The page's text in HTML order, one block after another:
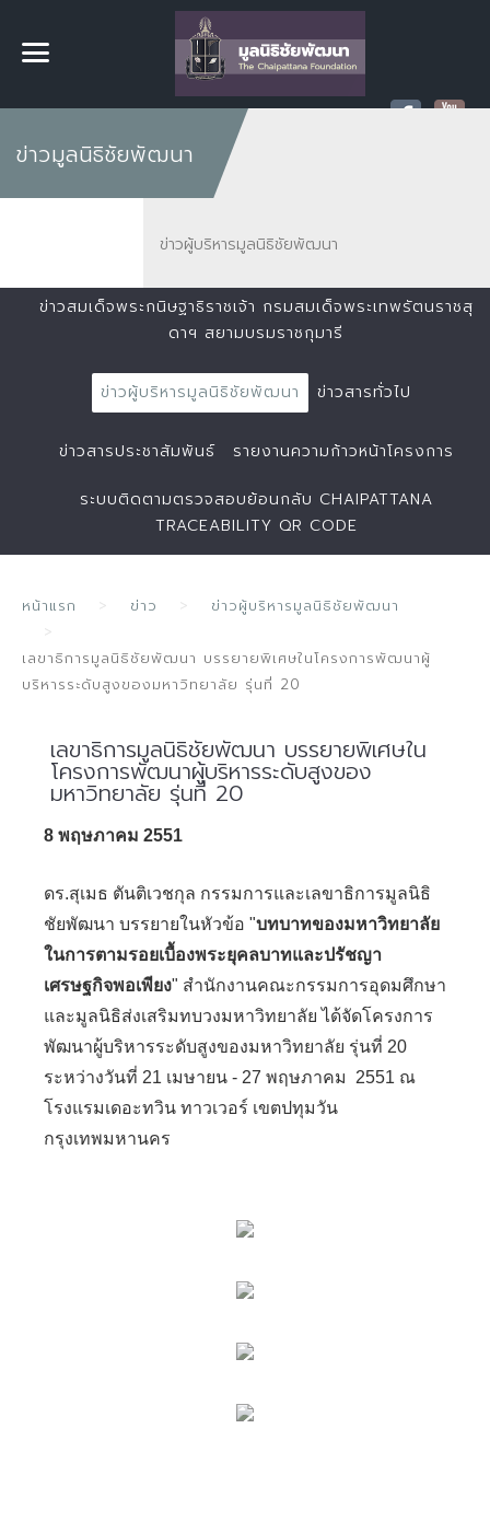
ข่าวมูลนิธิชัยพัฒนา
ข่าวผู้บริหารมูลนิธิชัยพัฒนา
ข่าวสมเด็จพระกนิษฐาธิราชเจ้า กรมสมเด็จพระเทพรัตนราชสุ
ดาฯ สยามบรมราชกุมารี
ข่าวผู้บริหารมูลนิธิชัยพัฒนา ข่าวสารทั่วไป
ข่าวสารประชาสัมพันธ์ รายงานความก้าวหน้าโครงการ
ระบบติดตามตรวจสอบย้อนกลับ CHAIPATTANA
TRACEABILITY QR CODE
หน้าแรก ข่าว ข่าวผู้บริหารมูลนิธิชัยพัฒนา
เลขาธิการมูลนิธิชัยพัฒนา บรรยายพิเศษในโครงการพัฒนาผู้
บริหารระดับสูงของมหาวิทยาลัย รุ่นที่ 20
เลขาธิการมูลนิธิชัยพัฒนา บรรยายพิเศษใน
โครงการพัฒนาผู้บริหารระดับสูงของ
มหาวิทยาลัย รุ่นที่ 20
8 พฤษภาคม 2551
ดร.สุเมธ ตันติเวชกุล กรรมการและเลขาธิการมูลนิธิ
ชัยพัฒนา บรรยายในหัวข้อ "บทบาทของมหาวิทยาลัย
ในการตามรอยเบื้องพระยุคลบาทและปรัชญา
เศรษฐกิจพอเพียง" สำนักงานคณะกรรมการอุดมศึกษา
และมูลนิธิส่งเสริมทบวงมหาวิทยาลัย ได้จัดโครงการ
พัฒนาผู้บริหารระดับสูงของมหาวิทยาลัย รุ่นที่ 20
ระหว่างวันที่ 21 เมษายน - 27 พฤษภาคม 2551 ณ
โรงแรมเดอะทวิน ทาวเวอร์ เขตปทุมวัน
กรุงเทพมหานคร